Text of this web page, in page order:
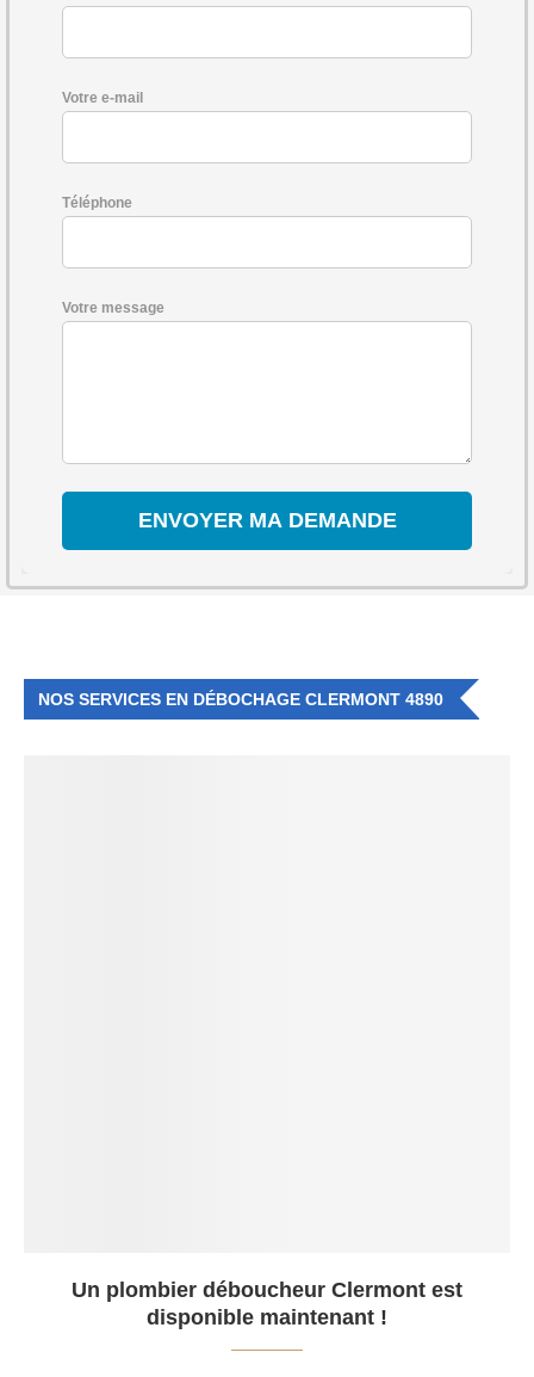
Votre e-mail
Téléphone
Votre message
NOS SERVICES EN DÉBOCHAGE CLERMONT 4890
Un plombier déboucheur Clermont est
disponible maintenant !